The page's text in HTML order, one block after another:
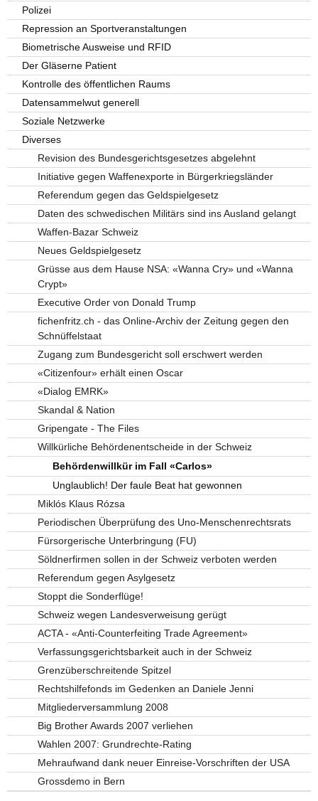
Polizei
Repression an Sportveranstaltungen
Biometrische Ausweise und RFID
Der Gläserne Patient
Kontrolle des öffentlichen Raums
Datensammelwut generell
Soziale Netzwerke
Diverses
Revision des Bundesgerichtsgesetzes abgelehnt
Initiative gegen Waffenexporte in Bürgerkriegsländer
Referendum gegen das Geldspielgesetz
Daten des schwedischen Militärs sind ins Ausland gelangt
Waffen-Bazar Schweiz
Neues Geldspielgesetz
Grüsse aus dem Hause NSA: «Wanna Cry» und «Wanna
Crypt»
Executive Order von Donald Trump
fichenfritz.ch - das Online-Archiv der Zeitung gegen den
Schnüffelstaat
Zugang zum Bundesgericht soll erschwert werden
«Citizenfour» erhält einen Oscar
«Dialog EMRK»
Skandal & Nation
Gripengate - The Files
Willkürliche Behördenentscheide in der Schweiz
Behördenwillkür im Fall «Carlos»
Unglaublich! Der faule Beat hat gewonnen
Miklós Klaus Rózsa
Periodischen Überprüfung des Uno-Menschenrechtsrats
Fürsorgerische Unterbringung (FU)
Söldnerfirmen sollen in der Schweiz verboten werden
Referendum gegen Asylgesetz
Stoppt die Sonderflüge!
Schweiz wegen Landesverweisung gerügt
ACTA - «Anti-Counterfeiting Trade Agreement»
Verfassungsgerichtsbarkeit auch in der Schweiz
Grenzüberschreitende Spitzel
Rechtshilfefonds im Gedenken an Daniele Jenni
Mitgliederversammlung 2008
Big Brother Awards 2007 verliehen
Wahlen 2007: Grundrechte-Rating
Mehraufwand dank neuer Einreise-Vorschriften der USA
Grossdemo in Bern